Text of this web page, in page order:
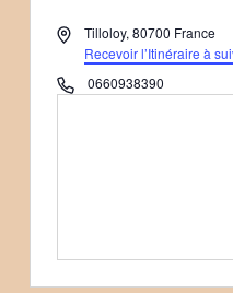
AdresseTilloloy, 80700 France
Recevoir l’Itinéraire à
Téléphone0660938390